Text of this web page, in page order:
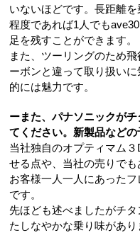
いないほどです。長距離を
程度であれば1人でも
足を残すことができます。
また、ツーリングのため
ーボンと違って取り扱い
的には魅力です。
ーまた、パナソニックが
てください。新製品など
当社独自のオプティマム３
せる点や、当社の売りでも
お客様一人一人にあった
です。
先ほども述べましたがチ
たしなやかな乗り味があ